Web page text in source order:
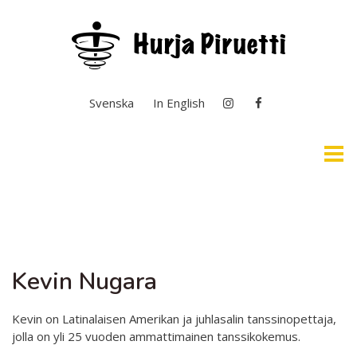
Valitse kieli
Svenska In English
Ajankohtaista
Yleistä toiminnasta
Kevin Nugara
Kevin on Latinalaisen Amerikan ja juhlasalin tanssinopettaja,
jolla on yli 25 vuoden ammattimainen tanssikokemus.